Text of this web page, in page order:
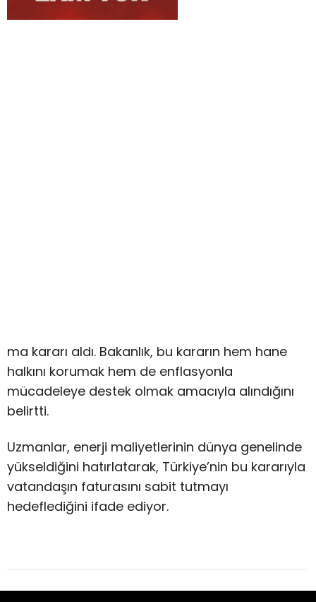
ma kararı aldı. Bakanlık, bu kararın hem hane
halkını korumak hem de enflasyonla
mücadeleye destek olmak amacıyla alındığını
belirtti.
Uzmanlar, enerji maliyetlerinin dünya genelinde
yükseldiğini hatırlatarak, Türkiye’nin bu kararıyla
vatandaşın faturasını sabit tutmayı
hedeflediğini ifade ediyor.